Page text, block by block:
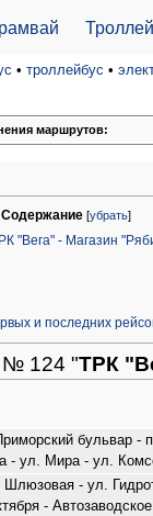
• троллейбус •
маршрутов:
Содержание [убрать]
"Вега" - Магазин
и последних
№ 124 "ТРК
бульвар -
- ул. Мира - ул.
- ул.
-